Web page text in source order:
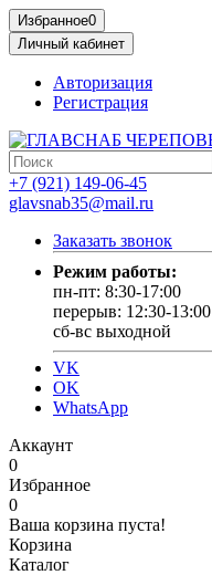
Избранное0
Личный кабинет
Авторизация
Регистрация
+7 (921) 149-06-45
glavsnab35@mail.ru
Заказать звонок
Режим работы:
пн-пт: 8:30-17:00
перерыв: 12:30-13:00
сб-вс выходной
VK
OK
WhatsApp
Аккаунт
0
Избранное
0
Ваша корзина пуста!
Корзина
Каталог